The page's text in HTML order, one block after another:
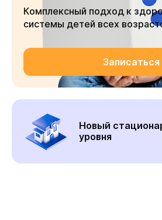
Комплексный подход к
системы детей всех
Записаться
Новый
уровня